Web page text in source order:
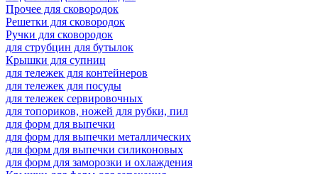
Прочее для сковородок
Решетки для сковородок
Ручки для сковородок
для струбцин для бутылок
Крышки для супниц
для тележек для контейнеров
для тележек для посуды
для тележек сервировочных
для топориков, ножей для рубки, пил
для форм для выпечки
для форм для выпечки металлических
для форм для выпечки силиконовых
для форм для заморозки и охлаждения